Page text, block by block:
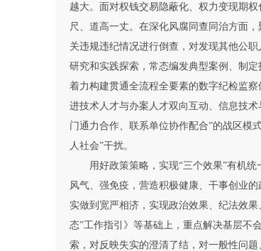
越大。面对权钱交易隐蔽化、权力变现期
尺、道高一丈。在深化风腐同查同治方面
关违规违纪情况进行倒查，对发现其他公
研究和实践探索，常态编发典型案例、制定
着力构建贯通全流程全要素的数字纪检监
进技术人才与办案人才双向互动、信息技
门通力合作、联系单位协作配合”的战区模
人社会”干扰。
用好政策策略，实现“三个效果”有机统
风气、强免疫，营造积极健康、干事创业
实做到宽严相济，实现政治效果、纪法效
态”工作指引》等基础上，重点解决基层不
索，对反映失实的澄清了结，对一般性问